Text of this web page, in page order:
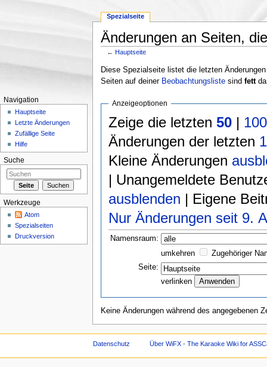
Änderungen an Seiten,
←Hauptseite
Diese Spezialseite listet die letzten
Seiten auf deiner Beobachtungslistesind fett
Anzeigeoptionen
Zeige die letzten50 | 100
Änderungen der letzten 1
Kleine Änderungen
| Unangemeldete
ausblenden | Eigene
Nur Änderungen seit 9.
Namensraum:
umkehren
Zugehöriger
Seite:
verlinken
Keine Änderungen während des angegebenen
Spezialseite
Navigation
Hauptseite
Letzte Änderungen
Zufällige Seite
Hilfe
Suche
Werkzeuge
Atom
Spezialseiten
Druckversion
Datenschutz Über WiFX - The Karaoke Wiki for